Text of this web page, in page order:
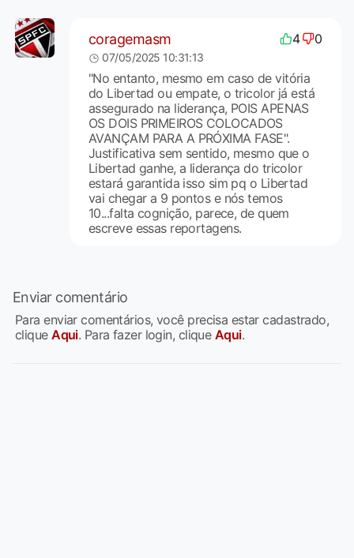
coragemasm 4 0
07/05/2025 10:31:13
"No entanto, mesmo em caso de vitória
do Libertad ou empate, o tricolor já está
assegurado na liderança, POIS APENAS
OS DOIS PRIMEIROS COLOCADOS
AVANÇAM PARA A PRÓXIMA FASE".
Justificativa sem sentido, mesmo que o
Libertad ganhe, a liderança do tricolor
estará garantida isso sim pq o Libertad
vai chegar a 9 pontos e nós temos
10...falta cognição, parece, de quem
escreve essas reportagens.
Enviar comentário
Para enviar comentários, você precisa estar cadastrado,
cliqueAqui. Para fazer login, clique Aqui.